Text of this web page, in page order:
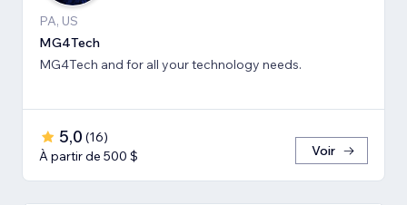
PA, US
MG4Tech
MG4Tech and for all your technology needs.
5,0 (16)
À partir de 500 $
Voir